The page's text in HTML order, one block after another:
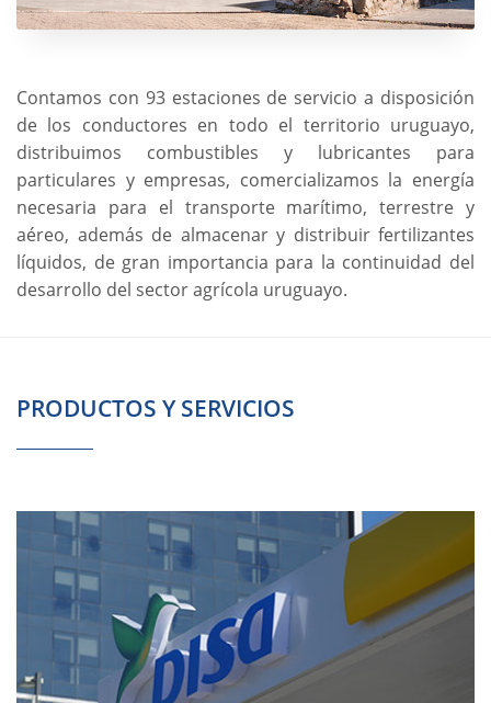
Contamos con 93 estaciones de servicio a disposición
de los conductores en todo el territorio uruguayo,
distribuimos combustibles y lubricantes para
particulares y empresas, comercializamos la energía
necesaria para el transporte marítimo, terrestre y
aéreo, además de almacenar y distribuir fertilizantes
líquidos, de gran importancia para la continuidad del
desarrollo del sector agrícola uruguayo.
PRODUCTOS Y SERVICIOS